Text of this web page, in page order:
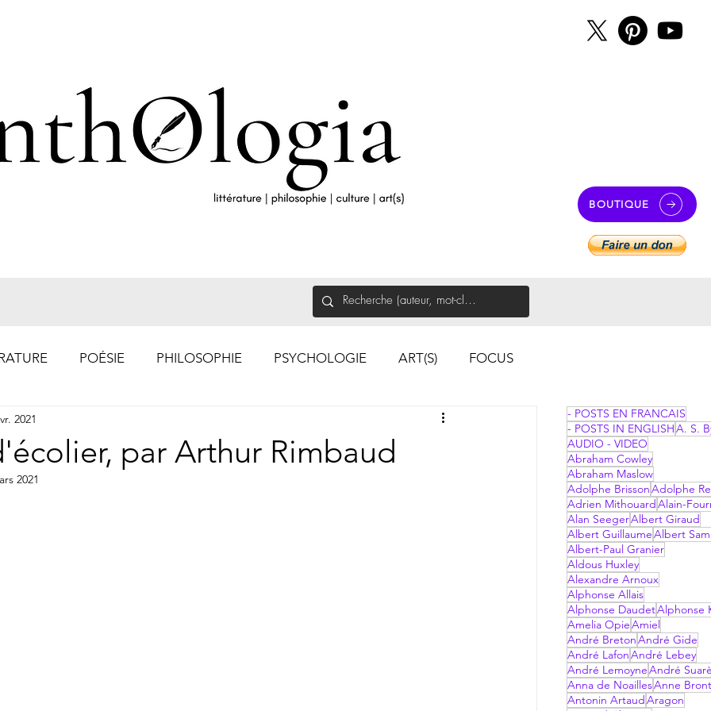
BOUTIQUE
POÉSIE PHILOSOPHIE PSYCHOLOGIE ART(S) FOCUS
par Arthur Rimbaud
2021
2021
- POSTS EN FRANCAIS
- POSTS IN ENGLISHA. S.
AUDIO - VIDEO
Abraham Cowley
Abraham Maslow
Adolphe BrissonAdolphe
Adrien Mithouard Alain-
Alan SeegerAlbert Giraud
Albert GuillaumeAlbert
Albert-Paul Granier
Aldous Huxley
Alexandre Arnoux
Alphonse Allais
Alphonse DaudetAlphonse
Amelia OpieAmiel
André BretonAndré Gide
André LafonAndré Lebey
André LemoyneAndré
Anna de NoaillesAnne
Antonin Artaud Aragon